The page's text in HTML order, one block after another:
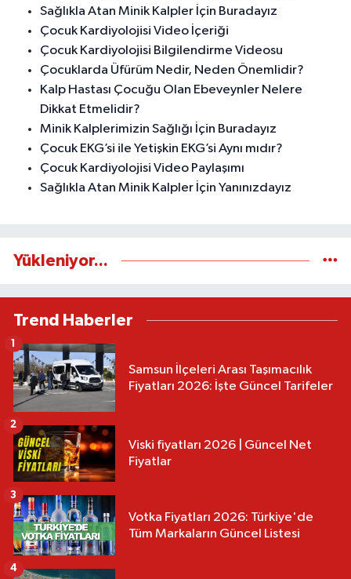
Sağlıkla Atan Minik Kalpler İçin Buradayız
Çocuk Kardiyolojisi Video İçeriği
Çocuk Kardiyolojisi Bilgilendirme Videosu
Çocuklarda Üfürüm Nedir, Neden Önemlidir?
Kalp Hastası Çocuğu Olan Ebeveynler Nelere
Dikkat Etmelidir?
Minik Kalplerimizin Sağlığı İçin Buradayız
Çocuk EKG’si ile Yetişkin EKG’si Aynı mıdır?
Çocuk Kardiyolojisi Video Paylaşımı
Sağlıkla Atan Minik Kalpler İçin Yanınızdayız
Yükleniyor...
Trend Haberler
Samsun İlçeleri Arası Taşımacılık
Fiyatları 2026: İşte Güncel Tarifeler
1
Viski fiyatları 2026 | Güncel Net
Fiyatlar
2
Votka Fiyatları 2026: Türkiye'de
Tüm Markaların Güncel Listesi
3
4